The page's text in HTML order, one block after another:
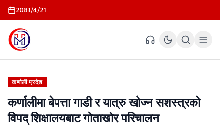
2083/4/21
कर्णाली प्रदेश
कर्णालीमा बेपत्ता गाडी र यात्रु खोज्न सशस्त्रको
विपद् शिक्षालयबाट गोताखोर परिचालन